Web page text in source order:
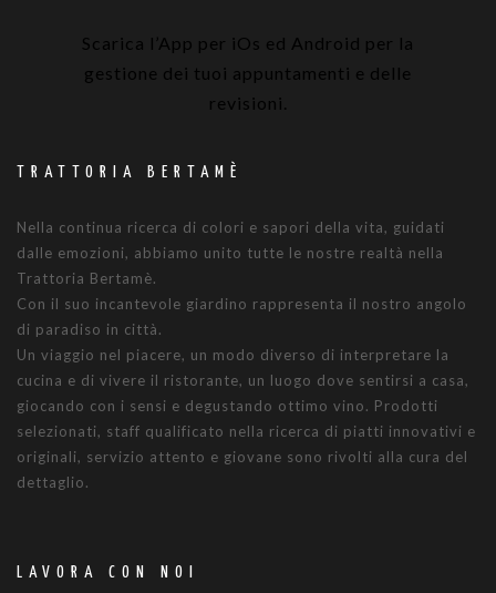
Scarica l’App per iOs ed Android per la
gestione dei tuoi appuntamenti e delle
revisioni.
TRATTORIA BERTAMÈ
Nella continua ricerca di colori e sapori della vita, guidati
dalle emozioni, abbiamo unito tutte le nostre realtà nella
Trattoria Bertamè.
Con il suo incantevole giardino rappresenta il nostro angolo
di paradiso in città.
Un viaggio nel piacere, un modo diverso di interpretare la
cucina e di vivere il ristorante, un luogo dove sentirsi a casa,
giocando con i sensi e degustando ottimo vino. Prodotti
selezionati, staff qualificato nella ricerca di piatti innovativi e
originali, servizio attento e giovane sono rivolti alla cura del
dettaglio.
LAVORA CON NOI